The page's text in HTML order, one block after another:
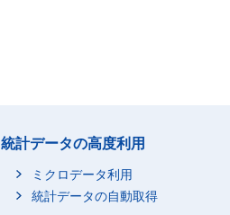
統計データの高度利用
ミクロデータ利用
統計データの自動取得